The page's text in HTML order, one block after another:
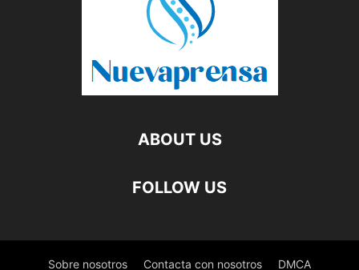
ABOUT US
FOLLOW US
Sobre nosotros Contacta con nosotros DMCA